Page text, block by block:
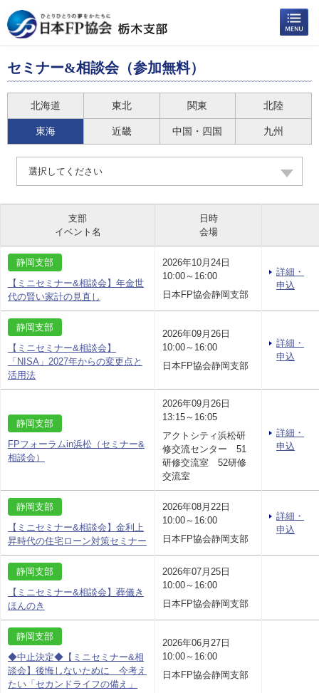
セミナー&相談会（参加無料）
北海道 東北 関東 北陸
東海 近畿 中国・四国 九州
選択してください
支部
イベント名
日時
会場
静岡支部
【ミニセミナー&相談会】年金世
代の賢い家計の見直し
2026年10月24日
10:00～16:00
日本FP協会静岡支部
詳細・
申込
静岡支部
【ミニセミナー&相談会】
「NISA」2027年からの変更点と
活用法
2026年09月26日
10:00～16:00
日本FP協会静岡支部
詳細・
申込
静岡支部
FPフォーラムin浜松（セミナー&
相談会）
2026年09月26日
13:15～16:05
アクトシティ浜松研
修交流センター 51
研修交流室 52研修
交流室
詳細・
申込
静岡支部
【ミニセミナー&相談会】金利上
昇時代の住宅ローン対策セミナー
2026年08月22日
10:00～16:00
日本FP協会静岡支部
詳細・
申込
静岡支部
【ミニセミナー&相談会】葬儀き
ほんのき
2026年07月25日
10:00～16:00
日本FP協会静岡支部
静岡支部
◆中止決定◆【ミニセミナー&相
談会】後悔しないために 今考え
たい「セカンドライフの備え」
2026年06月27日
10:00～16:00
日本FP協会静岡支部